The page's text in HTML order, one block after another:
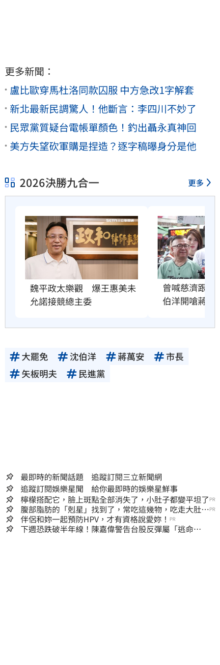
更多新聞：
盧比歐穿馬杜洛同款囚服 中方急改1字解套
新北最新民調驚人！他斷言：李四川不妙了
民眾黨質疑台電帳單顏色！釣出聶永真神回
美方失望砍軍購是捏造？逐字稿曝身分是他
2026決勝九合一 更多
魏平政太樂觀　爆王惠美未
允諾接競總主委
曾喊慈濟跟民
伯洋開嗆蔣萬
大罷免 沈伯洋 蔣萬安
市長
矢板明夫
民進黨
最即時的新聞話題 追蹤訂閱三立新聞網
追蹤訂閱娛樂星聞 給你最即時的娛樂星鮮事
檸檬搭配它，臉上斑點全部消失了，小肚子都變平坦了 PR
腹部脂肪的「剋星」找到了，常吃這幾物，吃走大肚
囊，瘦出小蠻腰
PR
伴侶和妳一起預防HPV，才有資格說愛妳！ PR
下週恐跌破半年線！陳嘉偉警告台股反彈屬「逃命